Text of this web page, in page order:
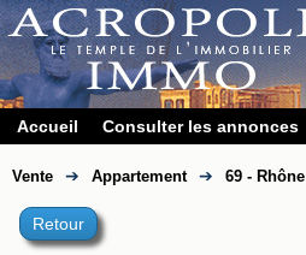
Accueil Consulter les annonces
Vente ➔ Appartement ➔ 69 - Rhône
Retour